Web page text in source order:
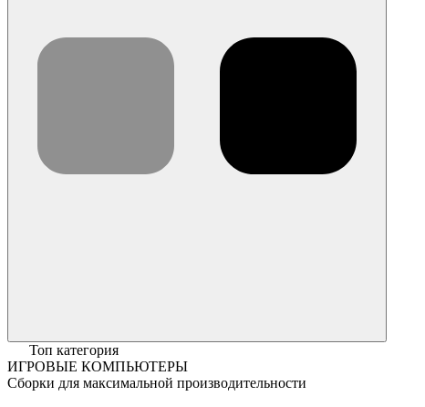
Топ категория
ИГРОВЫЕ КОМПЬЮТЕРЫ
Сборки для максимальной производительности